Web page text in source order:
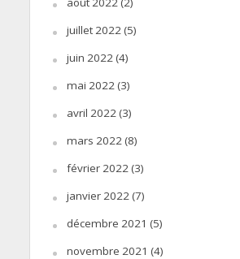
juillet 2022(5)
juin 2022(4)
mai 2022(3)
avril 2022(3)
mars 2022(8)
février 2022(3)
janvier 2022(7)
décembre 2021 (5)
novembre 2021 (4)